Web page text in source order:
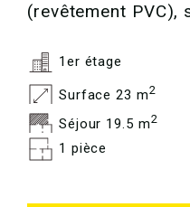
(revêtement PVC),
1er étage
Surface 23 m2
Séjour 19.5 m2
1 pièce